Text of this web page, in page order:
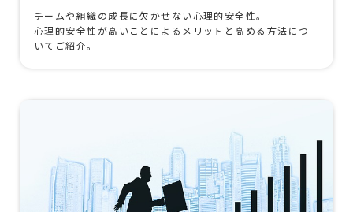
チームや組織の成長に欠かせない心理的安全性。
心理的安全性が高いことによるメリットと高める方法につ
いてご紹介。